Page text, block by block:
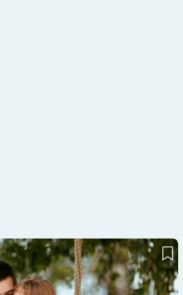
und Jugendliche: Wie Max und
der MiniMed 780G im Griff haben